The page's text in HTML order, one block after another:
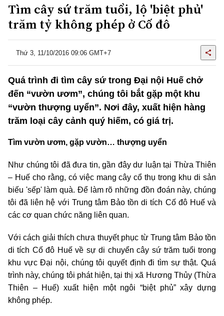
Tìm cây sứ trăm tuổi, lộ 'biệt phủ'
trăm tỷ không phép ở Cố đô
Thứ 3, 11/10/2016 09:06 GMT+7
Quá trình đi tìm cây sứ trong Đại nội Huế chở
đến “vườn ươm”, chúng tôi bắt gặp một khu
“vườn thượng uyển”. Nơi đây, xuất hiện hàng
trăm loại cây cảnh quý hiếm, có giá trị.
Tìm vườn ươm, gặp vườn… thượng uyển
Như chúng tôi đã đưa tin, gần đây dư luận tại Thừa Thiên
– Huế cho rằng, có việc mang cây cổ thụ trong khu di sản
biếu 'sếp' làm quà. Để làm rõ những đồn đoán này, chúng
tôi đã liên hệ với Trung tâm Bảo tồn di tích Cố đô Huế và
các cơ quan chức năng liên quan.
Với cách giải thích chưa thuyết phục từ Trung tâm Bảo tồn
di tích Cố đô Huế về sự di chuyển cây sứ trăm tuổi trong
khu vực Đại nội, chúng tôi quyết định đi tìm sự thật. Quá
trình này, chúng tôi phát hiện, tại thị xã Hương Thủy (Thừa
Thiên – Huế) xuất hiện một ngôi “biệt phủ” xây dựng
không phép.